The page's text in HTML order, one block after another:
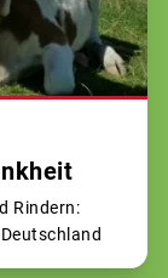
Rindern: